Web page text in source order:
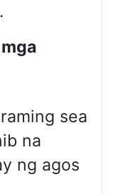
sea
na
ng agos